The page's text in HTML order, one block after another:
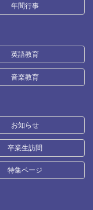
年間行事
英語教育
音楽教育
お知らせ
卒業生訪問
特集ページ